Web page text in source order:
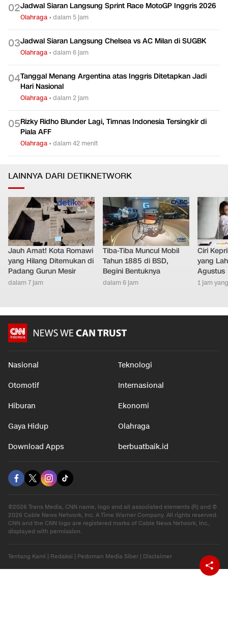
02Jadwal Siaran Langsung Sprint Race MotoGP Inggris 2026
Olahraga •dalam 5 jam
03Jadwal Siaran Langsung Chelsea vs AC Milan di SUGBK
Olahraga •dalam 6 jam
04Tanggal Menang Argentina atas Inggris Ditetapkan Jadi
Hari Nasional
Olahraga •dalam 2 jam
05Rizky Ridho Blunder Lagi, Timnas Indonesia Tersingkir di
Piala AFF
Olahraga •dalam 42 menit
LAINNYA DARI DETIKNETWORK
Jauh Amat! Kota Romawi
yang Hilang Ditemukan di
Padang Gurun Mesir
dalam 7 jam
Tiba-Tiba Muncul Mobil
Tahun 1885 di BSD,
Begini Bentuknya
dalam 6 jam
Ciri
yang
Agustus
1 jam
Nasional Teknologi
Otomotif Internasional
Hiburan Ekonomi
Gaya Hidup Olahraga
Download Apps berbuatbaik.id
©2026 Trans Media, CNN name, logo and all associated elements (R) and ©
2026 Cable News Network, Inc. A Time Warner Company. All rights reserved.
CNN and the CNN logo are registered marks of Cable News Network, Inc.,
displayed with permission.
Tentang Kami | Redaksi | Pedoman Media Siber | Disclaimer